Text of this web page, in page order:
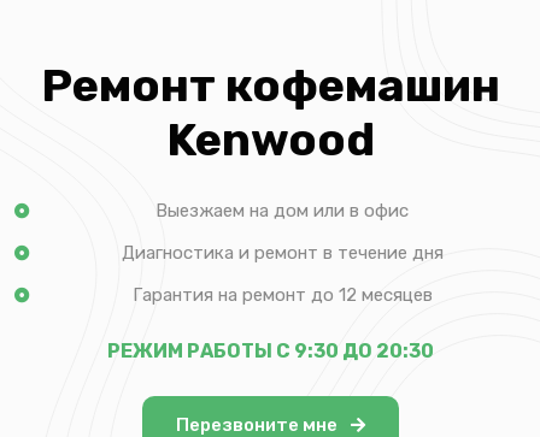
Ремонт кофемашин
Kenwood
Выезжаем на дом или в офис
Диагностика и ремонт в течение дня
Гарантия на ремонт до 12 месяцев
РЕЖИМ РАБОТЫ С 9:30 ДО 20:30
Перезвоните мне